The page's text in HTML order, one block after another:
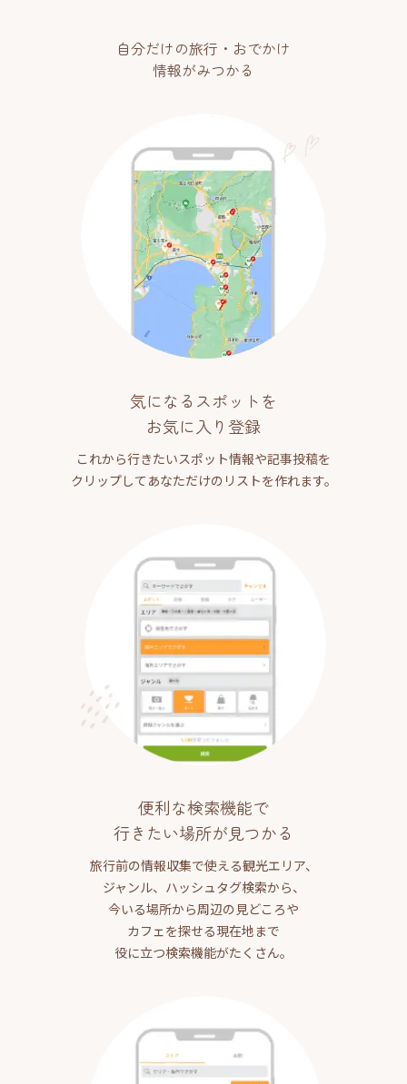
自分だけの旅行・おでかけ
情報がみつかる
気になるスポットを
お気に入り登録
これから行きたいスポット情報や記事投稿を
クリップしてあなただけのリストを作れます。
便利な検索機能で
行きたい場所が見つかる
旅行前の情報収集で使える観光エリア、
ジャンル、ハッシュタグ検索から、
今いる場所から周辺の見どころや
カフェを探せる現在地まで
役に立つ検索機能がたくさん。